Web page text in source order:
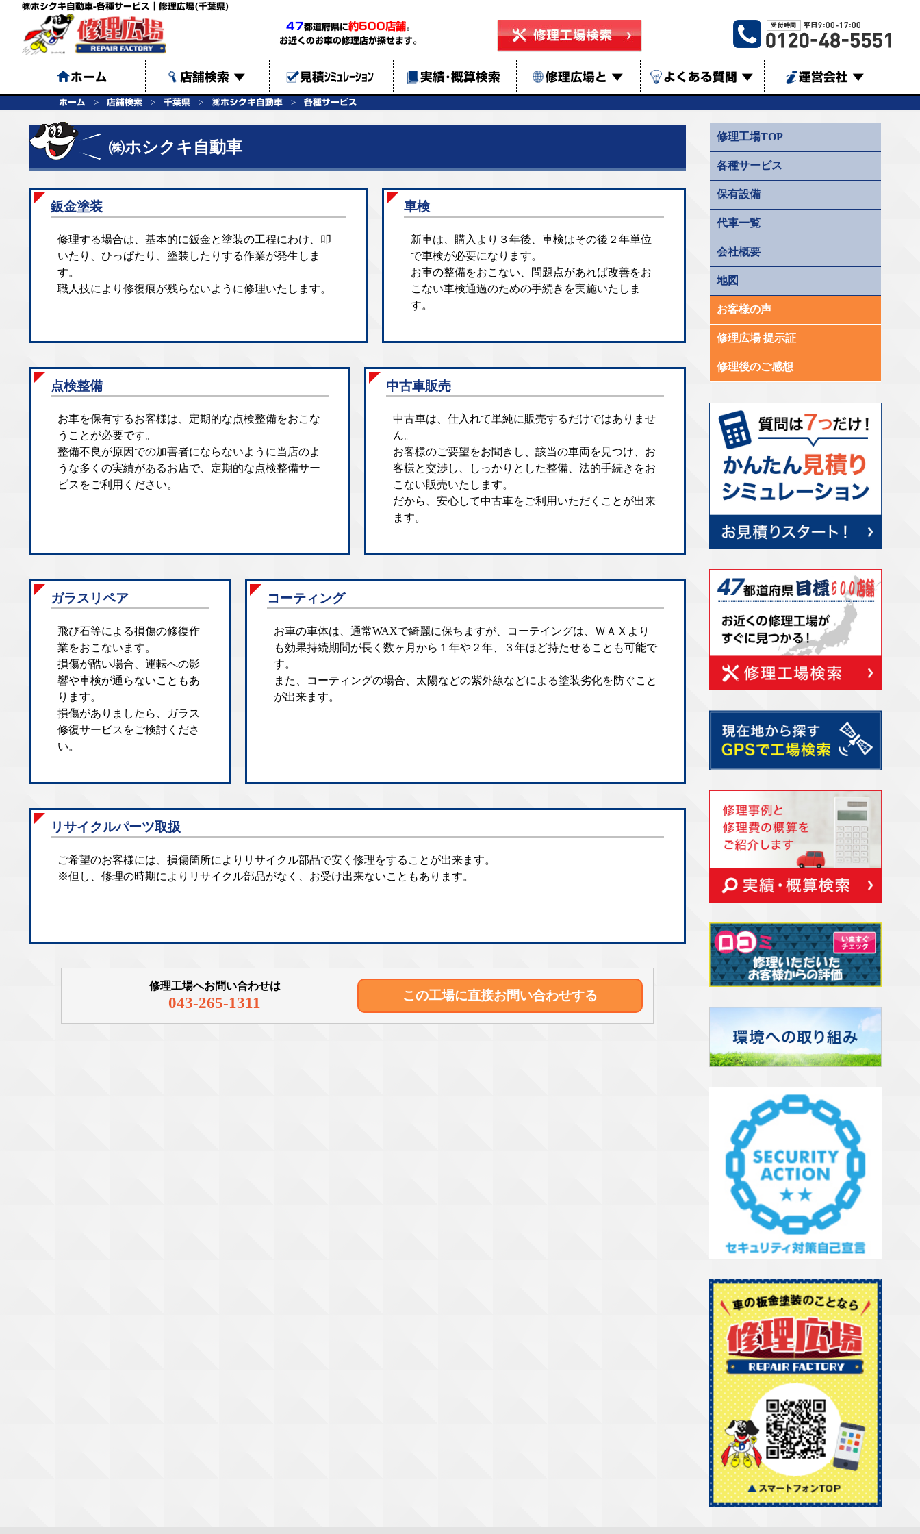
㈱ホシクキ自動車-各種サービス｜修理広場(千葉県)
47都道府県に約500店舗。
お近くのお車の修理店が探せます。
ホーム 店舗検索 ▼ 見積ｼﾐｭﾚｰｼｮﾝ 実績･概算検索 修理広場と ▼ よくある質問 ▼ 運営会社 ▼
ホーム 店舗検索 千葉県 ㈱ホシクキ自動車 各種サービス
㈱ホシクキ自動車
鈑金塗装
修理する場合は、基本的に鈑金と塗装の工程にわけ、叩
いたり、ひっぱたり、塗装したりする作業が発生しま
す。
職人技により修復痕が残らないように修理いたします。
車検
新車は、購入より３年後、車検はその後２年単位
で車検が必要になります。
お車の整備をおこない、問題点があれば改善をお
こない車検通過のための手続きを実施いたしま
す。
点検整備
お車を保有するお客様は、定期的な点検整備をおこな
うことが必要です。
整備不良が原因での加害者にならないように当店のよ
うな多くの実績があるお店で、定期的な点検整備サー
ビスをご利用ください。
中古車販売
中古車は、仕入れて単純に販売するだけではありませ
ん。
お客様のご要望をお聞きし、該当の車両を見つけ、お
客様と交渉し、しっかりとした整備、法的手続きをお
こない販売いたします。
だから、安心して中古車をご利用いただくことが出来
ます。
ガラスリペア
飛び石等による損傷の修復作
業をおこないます。
損傷が酷い場合、運転への影
響や車検が通らないこともあ
ります。
損傷がありましたら、ガラス
修復サービスをご検討くださ
い。
コーティング
お車の車体は、通常WAXで綺麗に保ちますが、コーテイングは、ＷＡＸより
も効果持続期間が長く数ヶ月から１年や２年、３年ほど持たせることも可能で
す。
また、コーティングの場合、太陽などの紫外線などによる塗装劣化を防ぐこと
が出来ます。
リサイクルパーツ取扱
ご希望のお客様には、損傷箇所によりリサイクル部品で安く修理をすることが出来ます。
※但し、修理の時期によりリサイクル部品がなく、お受け出来ないこともあります。
修理工場へお問い合わせは
043-265-1311 この工場に直接お問い合わせする
修理工場TOP
各種サービス
保有設備
代車一覧
会社概要
地図
お客様の声
修理広場 提示証
修理後のご感想